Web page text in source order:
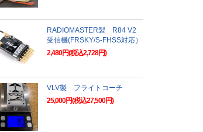
RADIOMASTER製 R84 V2
受信機(FRSKY/S-FHSS対応）
2,480円(税込2,728円)
VLV製 フライトコーチ
25,000円(税込27,500円)